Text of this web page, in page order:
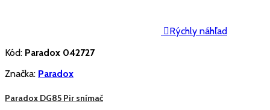
Rýchly náhľad
Kód: Paradox 042727
Značka: Paradox
Paradox DG85 Pir snímač